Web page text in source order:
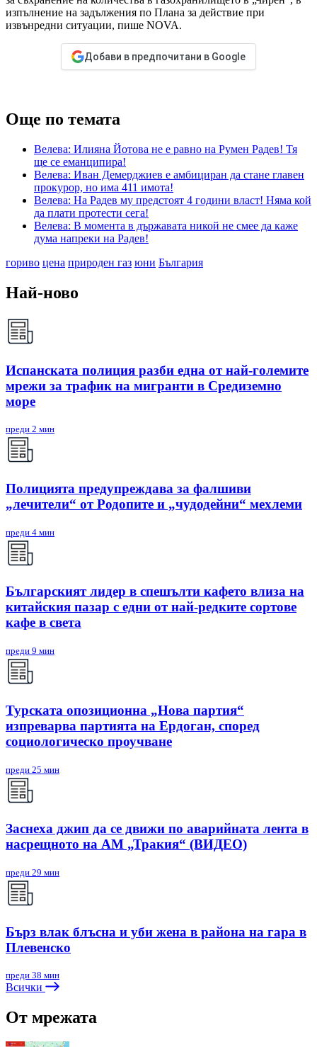
изпълнение на задължения по Плана за действие при
извънредни ситуации, пише NOVA.
Добави в предпочитани в Google
Още по темата
Велева: Илияна Йотова не е равно на Румен Радев! Тя
ще се еманципира!
Велева: Иван Демерджиев е амбициран да стане главен
прокурор, но има 411 имота!
Велева: На Радев му предстоят 4 години власт! Няма кой
да плати протести сега!
Велева: В момента в държавата никой не смее да каже
дума напреки на Радев!
гориво цена природен газ юни България
Най-ново
Испанската полиция разби една от най-големите
мрежи за трафик на мигранти в Средиземно
море
преди 2 мин
Полицията предупреждава за фалшиви
„лечители“ от Родопите и „чудодейни“ мехлеми
преди 4 мин
Българският лидер в спешълти кафето влиза на
китайския пазар с едни от най-редките сортове
кафе в света
преди 9 мин
Турската опозиционна „Нова партия“
изпреварва партията на Ердоган, според
социологическо проучване
преди 25 мин
Заснеха джип да се движи по аварийната лента в
насрещното на АМ „Тракия“ (ВИДЕО)
преди 29 мин
Бърз влак блъсна и уби жена в района на гара в
Плевенско
преди 38 мин
Всички
От мрежата